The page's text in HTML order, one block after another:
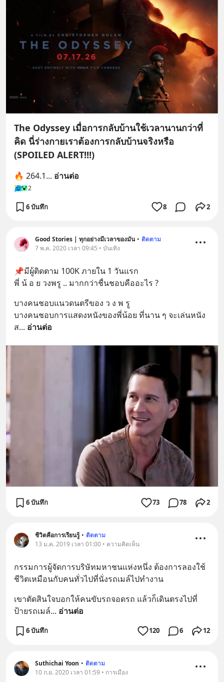
The Odyssey เมื่อการกลับบ้านใช้เวลานานกว่าที่
คิด นี่ร่างกายเราต้องการกลับบ้านจริงหรือ
(SPOILED ALERT!!!)
🔥 264.1... อ่านต่อ
2
6 บันทึก 8 2
Good Stories | ทุกอย่างมีเวลาของมัน • ติดตาม
7 พ.ค. 2020 เวลา 09:45 • บันเทิง
📌มีผู้ติดตาม 100K ภายใน 1 วันแรก
พี่ น้ อ ย วงพรู .. มากกว่าชื่นชอบคืออะไร ?
บางคนชอบแนวดนตรีของ ว ง พ รู
บางคนชอบการแสดงหนังของพี่น้อย ที่นาน ๆ จะเล่นหนัง
ส... อ่านต่อ
6 บันทึก 73 78 2
ชีวิตคือการเรียนรู้ • ติดตาม
13 ม.ค. 2019 เวลา 01:00 • ความคิดเห็น
กรรมการผู้จัดการบริษัทมหาชนแห่งหนึ่ง ต้องการลองใช้
ชีวิตเหมือนกับคนทั่วไปที่นั่งรถเมล์ไปทำงาน
เขาตัดสินใจบอกให้คนขับรถจอดรถ แล้วก็เดินตรงไปที่
ป้ายรถเมล์... อ่านต่อ
6 บันทึก 120 6 12
Suthichai Yoon • ติดตาม
10 ก.ย. 2020 เวลา 01:59 • การเมือง